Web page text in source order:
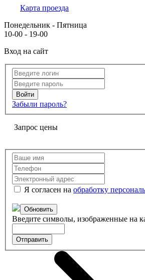
Карта проезда
Понедельник - Пятница
10-00 - 19-00
Вход на сайт
Забыли пароль?
Запрос цены
Я согласен на обработку
Обновить
Введите символы, изображенные на